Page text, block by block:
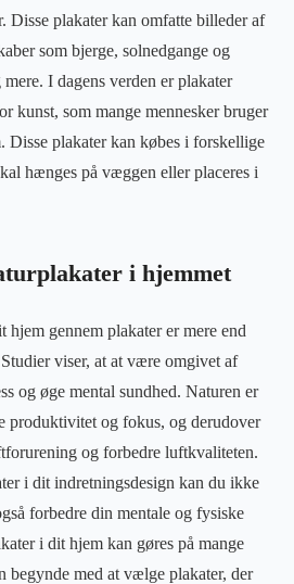
Disse plakater kan omfatte billeder af
som bjerge, solnedgange og
I dagens verden er plakater
kunst, som mange mennesker bruger
Disse plakater kan købes i forskellige
hænges på væggen eller placeres i
i hjemmet
gennem plakater er mere end
viser, at at være omgivet af
og øge mental sundhed. Naturen er
produktivitet og fokus, og derudover
og forbedre luftkvaliteten.
i dit indretningsdesign kan du ikke
forbedre din mentale og fysiske
i dit hjem kan gøres på mange
begynde med at vælge plakater, der